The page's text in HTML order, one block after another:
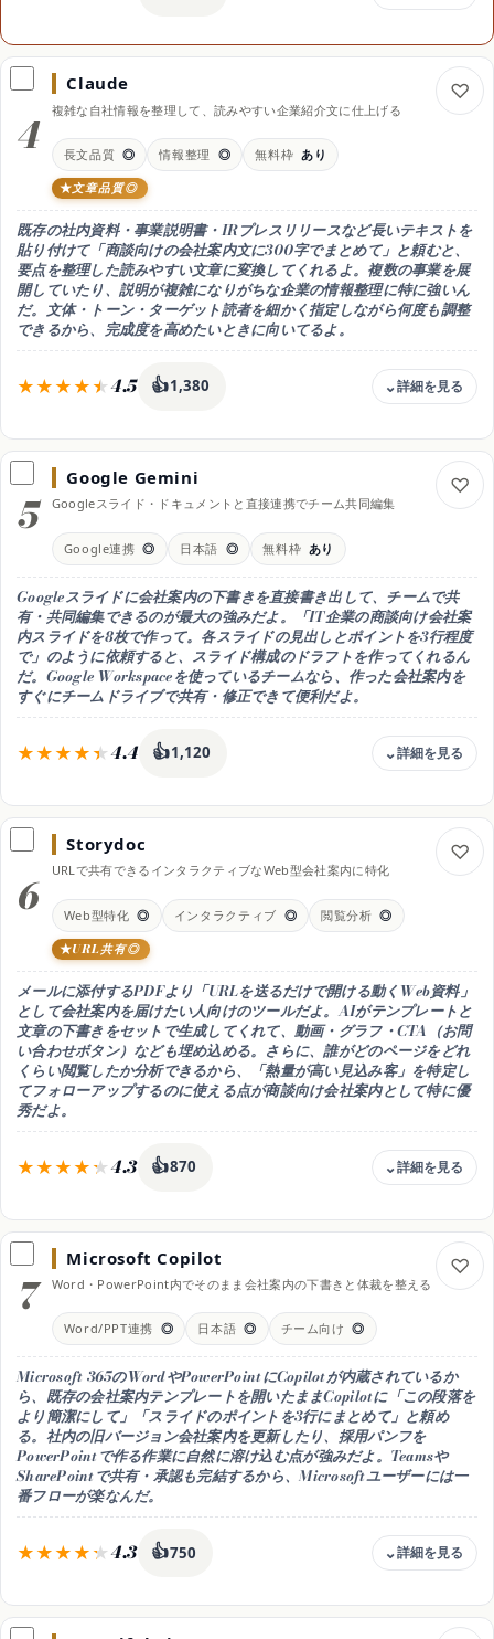
料金
無料（初回400クレジット） / Plus 月10ドル（年払い月8ドル） / Pro
月20ドル（年払い月15ドル）
無料枠
初回400クレジット付き。追加クレジットは有料
向く人
構成もデザインもAIに任せて速攻で仕上げたい人
出力形式
Webスライド（URL共有）・PDF・PowerPoint
日本語
○ 日本語指示可。英語テンプレートが多めだが対応可
スマホ
Webブラウザで利用可（スマホ対応）
4
Claude
複雑な自社情報を整理して、読みやすい企業紹介文に仕上げる
長文品質 ◎ 情報整理 ◎ 無料枠 あり
文章品質◎
既存の社内資料・事業説明書・IRプレスリリースなど長いテキストを
貼り付けて「商談向けの会社案内文に300字でまとめて」と頼むと、
要点を整理した読みやすい文章に変換してくれるよ。複数の事業を展
開していたり、説明が複雑になりがちな企業の情報整理に特に強いん
だ。文体・トーン・ターゲット読者を細かく指定しながら何度も調整
できるから、完成度を高めたいときに向いてるよ。
4.5 👍1,380
料金
無料 / Pro 月3,000円目安（約20ドル・年払い月約2,500円目安）
無料枠
無料でも使える。月間利用量の上限あり
向く人
複雑な自社情報を整理して企業紹介文にまとめたい人
出力形式
テキスト（コピペ後に各種ツールへ流し込み）
日本語
◎ 自然で読みやすい日本語
スマホ
iOS / Android アプリあり
5
Google Gemini
Googleスライド・ドキュメントと直接連携でチーム共同編集
Google連携 ◎ 日本語 ◎ 無料枠 あり
Googleスライドに会社案内の下書きを直接書き出して、チームで共
有・共同編集できるのが最大の強みだよ。「IT企業の商談向け会社案
内スライドを8枚で作って。各スライドの見出しとポイントを3行程度
で」のように依頼すると、スライド構成のドラフトを作ってくれるん
だ。Google Workspaceを使っているチームなら、作った会社案内を
すぐにチームドライブで共有・修正できて便利だよ。
4.4 👍1,120
料金
無料 / Google AI Pro 月2,900円
無料枠
基本機能は無料。スライド連携はAI Pro以上
向く人
Google Workspaceで会社案内をチーム管理したい人
出力形式
Googleスライド・Googleドキュメント（PDF出力も可）
日本語
◎ 高品質
スマホ
iOS / Android アプリあり
6
Storydoc
URLで共有できるインタラクティブなWeb型会社案内に特化
Web型特化 ◎ インタラクティブ ◎ 閲覧分析 ◎
URL共有◎
メールに添付するPDFより「URLを送るだけで開ける動くWeb資料」
として会社案内を届けたい人向けのツールだよ。AIがテンプレートと
文章の下書きをセットで生成してくれて、動画・グラフ・CTA（お問
い合わせボタン）なども埋め込める。さらに、誰がどのページをどれ
くらい閲覧したか分析できるから、「熱量が高い見込み客」を特定し
てフォローアップするのに使える点が商談向け会社案内として特に優
秀だよ。
4.3 👍870
料金
14日無料体験 / Starter 月17.40ドル（年払い） / Pro 月36ドル
（年払い）
無料枠
14日間無料体験あり（カード登録不要）
向く人
インタラクティブなWeb会社案内で商談・採用に活かしたい人
出力形式
Webページ（URL共有）・PDF出力
日本語
○ 日本語対応可（英語UIがベース）
スマホ
Webブラウザで利用可（スマホ閲覧対応）
7
Microsoft Copilot
Word・PowerPoint内でそのまま会社案内の下書きと体裁を整える
Word/PPT連携 ◎ 日本語 ◎ チーム向け ◎
Microsoft 365のWordやPowerPointにCopilotが内蔵されているか
ら、既存の会社案内テンプレートを開いたままCopilotに「この段落を
より簡潔にして」「スライドのポイントを3行にまとめて」と頼め
る。社内の旧バージョン会社案内を更新したり、採用パンフを
PowerPointで作る作業に自然に溶け込む点が強みだよ。Teamsや
SharePointで共有・承認も完結するから、Microsoftユーザーには一
番フローが楽なんだ。
4.3 👍750
料金
無料枠あり / Microsoft 365 Premium 月3,200円目安 /